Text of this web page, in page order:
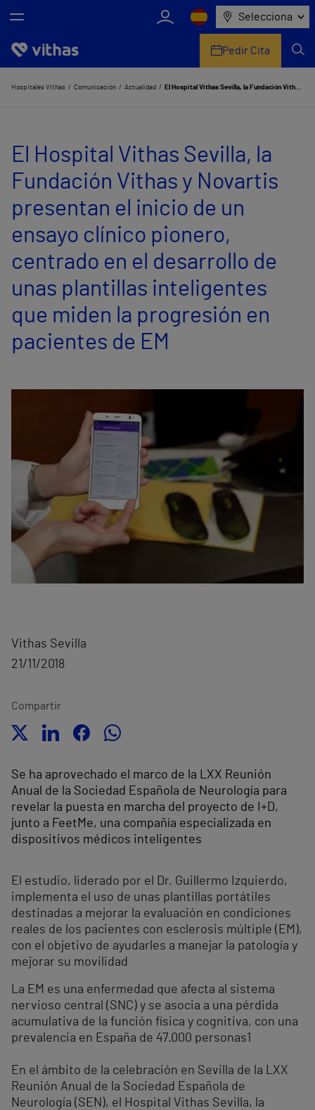
Selecciona
Nosotros
Servicios de salud
Equipo médico y asistencial
Información útil
Comunicación
Pedir Cita
Hospitales Vithas Comunicación Actualidad El Hospital Vithas Sevilla, la Fundación Vithas y Novartis presentan el inicio de un ensayo clínico pionero, centrado en el desarrollo de unas plantillas inteligentes que miden la progresión en pacientes de EM
El Hospital Vithas Sevilla, la
Fundación Vithas y Novartis
presentan el inicio de un
ensayo clínico pionero,
centrado en el desarrollo de
unas plantillas inteligentes
que miden la progresión en
pacientes de EM
Vithas Sevilla
21/11/2018
Compartir
Se ha aprovechado el marco de la LXX Reunión
Anual de la Sociedad Española de Neurología para
revelar la puesta en marcha del proyecto de I+D,
junto a FeetMe, una compañía especializada en
dispositivos médicos inteligentes
El estudio, liderado por el Dr. Guillermo Izquierdo,
implementa el uso de unas plantillas portátiles
destinadas a mejorar la evaluación en condiciones
reales de los pacientes con esclerosis múltiple (EM),
con el objetivo de ayudarles a manejar la patología y
mejorar su movilidad
La EM es una enfermedad que afecta al sistema
nervioso central (SNC) y se asocia a una pérdida
acumulativa de la función física y cognitiva, con una
prevalencia en España de 47.000 personas1
En el ámbito de la celebración en Sevilla de la LXX
Reunión Anual de la Sociedad Española de
Neurología (SEN), el Hospital Vithas Sevilla, la